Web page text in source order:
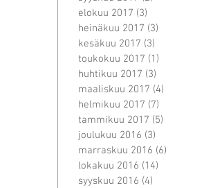
elokuu 2017 (3)
heinäkuu 2017 (3)
kesäkuu 2017 (3)
toukokuu 2017 (1)
huhtikuu 2017 (3)
maaliskuu 2017 (4)
helmikuu 2017 (7)
tammikuu 2017 (5)
joulukuu 2016 (3)
marraskuu 2016 (6)
lokakuu 2016 (14)
syyskuu 2016 (4)